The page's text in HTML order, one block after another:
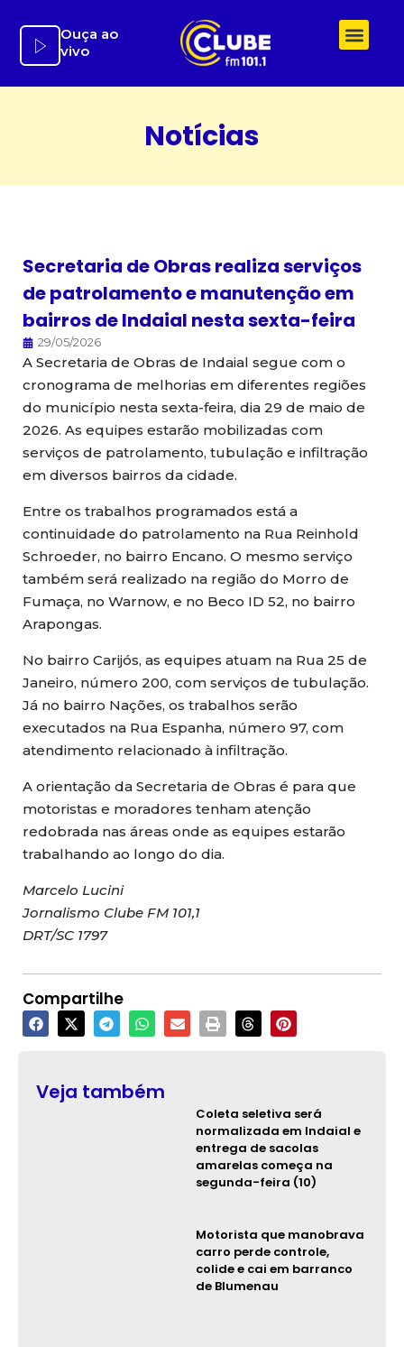
para
Ouça ao
vivo
Notícias
Secretaria de Obras realiza serviços
de patrolamento e manutenção em
bairros de Indaial nesta sexta-feira
29/05/2026
A Secretaria de Obras de Indaial segue com o
cronograma de melhorias em diferentes regiões
do município nesta sexta-feira, dia 29 de maio de
2026. As equipes estarão mobilizadas com
serviços de patrolamento, tubulação e infiltração
em diversos bairros da cidade.
Entre os trabalhos programados está a
continuidade do patrolamento na Rua Reinhold
Schroeder, no bairro Encano. O mesmo serviço
também será realizado na região do Morro de
Fumaça, no Warnow, e no Beco ID 52, no bairro
Arapongas.
No bairro Carijós, as equipes atuam na Rua 25 de
Janeiro, número 200, com serviços de tubulação.
Já no bairro Nações, os trabalhos serão
executados na Rua Espanha, número 97, com
atendimento relacionado à infiltração.
A orientação da Secretaria de Obras é para que
motoristas e moradores tenham atenção
redobrada nas áreas onde as equipes estarão
trabalhando ao longo do dia.
Marcelo Lucini
Jornalismo Clube FM 101,1
DRT/SC 1797
Compartilhe
Veja também
Coleta seletiva será
normalizada em Indaial e
entrega de sacolas
amarelas começa na
segunda-feira (10)
Motorista que manobrava
carro perde controle,
colide e cai em barranco
de Blumenau